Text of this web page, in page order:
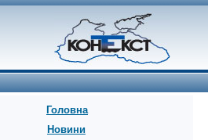
Головна
Новини